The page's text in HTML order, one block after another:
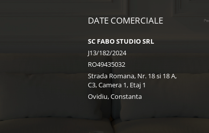
DATE COMERCIALE
SC FABO STUDIO SRL
J13/182/2024
RO49435032
Strada Romana, Nr. 18 si 18 A,
C3, Camera 1, Etaj 1
Ovidiu, Constanta